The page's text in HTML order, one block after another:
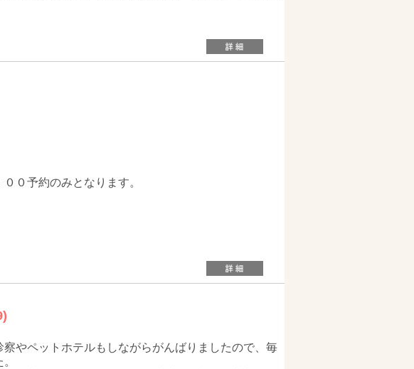
０予約のみとなります。
やペットホテルもしながらがんばりましたので、毎